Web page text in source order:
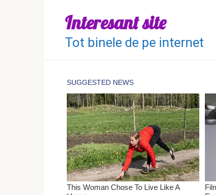
Interesant site
Tot binele de pe internet